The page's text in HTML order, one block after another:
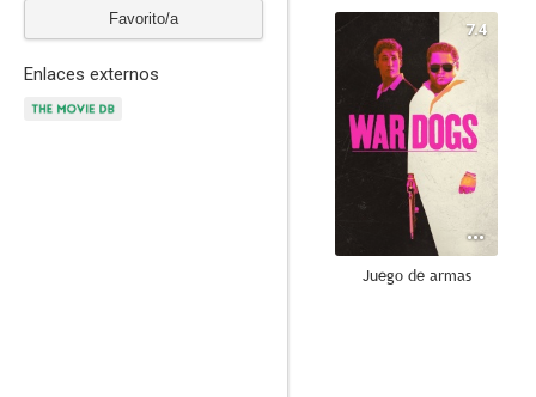
Favorito/a
Enlaces externos
7.4
Juego de armas